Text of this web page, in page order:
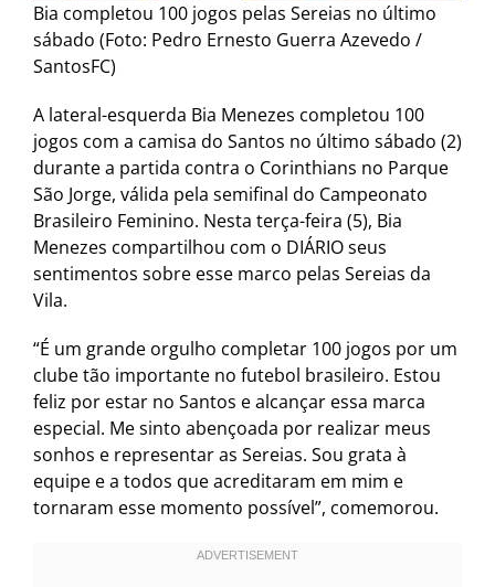
Bia completou 100 jogos pelas Sereias no último
sábado (Foto: Pedro Ernesto Guerra Azevedo /
SantosFC)
A lateral-esquerda Bia Menezes completou 100
jogos com a camisa do Santos no último sábado (2)
durante a partida contra o Corinthians no Parque
São Jorge, válida pela semifinal do Campeonato
Brasileiro Feminino. Nesta terça-feira (5), Bia
Menezes compartilhou com o DIÁRIO seus
sentimentos sobre esse marco pelas Sereias da
Vila.
“É um grande orgulho completar 100 jogos por um
clube tão importante no futebol brasileiro. Estou
feliz por estar no Santos e alcançar essa marca
especial. Me sinto abençoada por realizar meus
sonhos e representar as Sereias. Sou grata à
equipe e a todos que acreditaram em mim e
tornaram esse momento possível”, comemorou.